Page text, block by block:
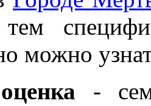
тем
можно
-